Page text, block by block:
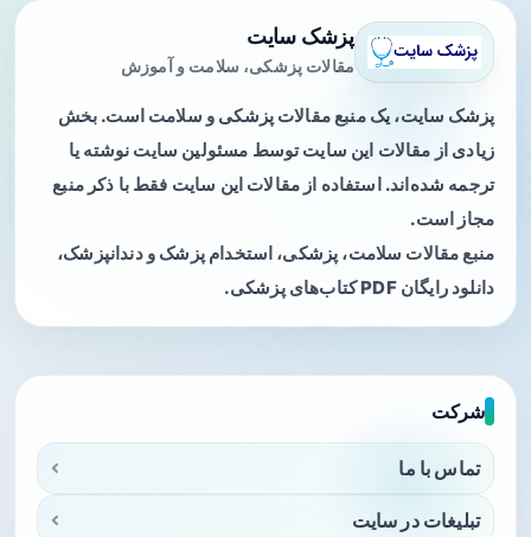
پزشک سایت
مقالات پزشکی، سلامت و آموزش
پزشک سایت، یک منبع مقالات پزشکی و سلامت است. بخش
زیادی از مقالات این سایت توسط مسئولین سایت نوشته یا
ترجمه شده‌اند. استفاده از مقالات این سایت فقط با ذکر منبع
مجاز است.
منبع مقالات سلامت، پزشکی، استخدام پزشک و دندانپزشک،
دانلود رایگان PDF کتاب‌های پزشکی.
شرکت
تماس با ما
تبلیغات در سایت